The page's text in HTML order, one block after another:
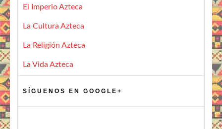
El Imperio Azteca
La Cultura Azteca
La Religión Azteca
La Vida Azteca
SÍGUENOS EN GOOGLE+